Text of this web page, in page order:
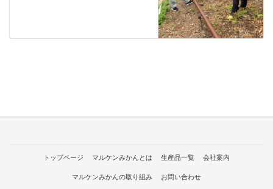
トップページ マルケンみかんとは 生産品一覧 会社案内
マルケンみかんの取り組み お問い合わせ